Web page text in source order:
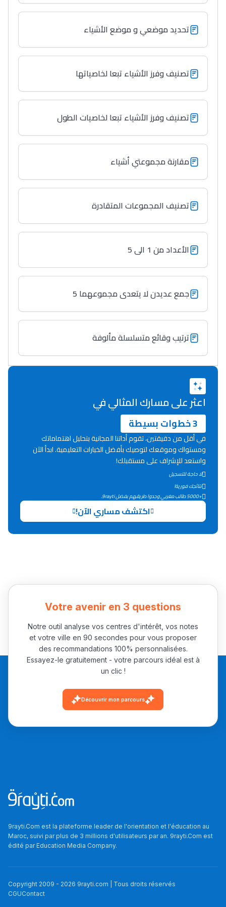
أكادير أوفلا
سقطت فالباك و سنة
2011 بدّلاتني بزّاف، مسار
إلياس أريدال، إطار
فمنظّمة دولية
مهنة التّرجمة، العمل
التّطوّعي، التّشبيك و
أشياء أخرى مع مامودو
سامورا
بطلة المغرب فالقفز
الطولي، ملاك البردع
كتحكي على تجربتها
فالرّياضة و الدّراسة
تحديد موضعي و موضع الأشياء
تصنيف وفرز الأشياء تبعا لخاصياتها
تصنيف وفرز الأشياء تبعا لخاصيات الطول
مقارنة مجموعتي أشياء
تصنيف المجموعات المتقادرة
الأعداد من 1 الى 5
جمع عديدن لا يتعدى مجموعهما 5
ترتيب وقائع متسلسلة مألوفة
اعثر على مسارك المثالي في
3 خطوات بسيطة
في أقل من دقيقتين، تقوم أداتنا المجانية بتحليل اهتماماتك
ومستواك وموقعك لتوصيك بأفضل الخيارات التعليمية. ابدأ الآن
واستعد للإشراف على مستقبلك!
لا حاجة للتسجيل
نتائجك فورية!
+5000 طالب مغربي وجدوا طريقهم بفضل 9rayti.
اكتشف مساري الآن!
Votre avenir en 3 questions
Notre outil analyse vos centres d'intérêt, vos notes
et votre ville en 90 secondes pour vous proposer
des recommandations 100% personnalisées.
Essayez-le gratuitement - votre parcours idéal est à
un clic !
Découvrir mon parcours
9rayti.Com est la plateforme leader de l'orientation et l'éducation au
Maroc, suivi par plus de 3 millions d'utilisateurs par an. 9rayti.Com est
édité parEducation Media Company.
Copyright 2009 - 2026 9rayti.com | Tous droits réservés
CGUContact